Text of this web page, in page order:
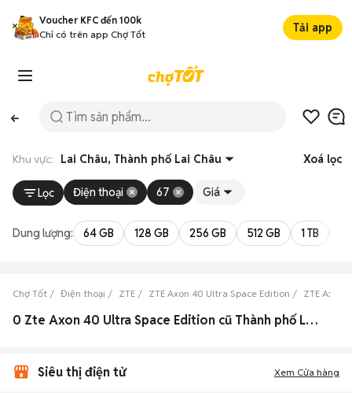
Voucher KFC đến 100k
Chỉ có trên app Chợ Tốt
Tải app
Khu vực: Lai Châu, Thành phố Lai Châu Xoá lọc
Lọc Điện thoại 67 Giá
Dung lượng: 64 GB 128 GB 256 GB 512 GB 1 TB
Chợ Tốt Điện thoại ZTE ZTE Axon 40 Ultra Space Edition ZTE Axon
0 Zte Axon 40 Ultra Space Edition cũ Thành phố Lai Châu, Lai Châu đẹp
Siêu thị điện tử Xem Cửa hàng